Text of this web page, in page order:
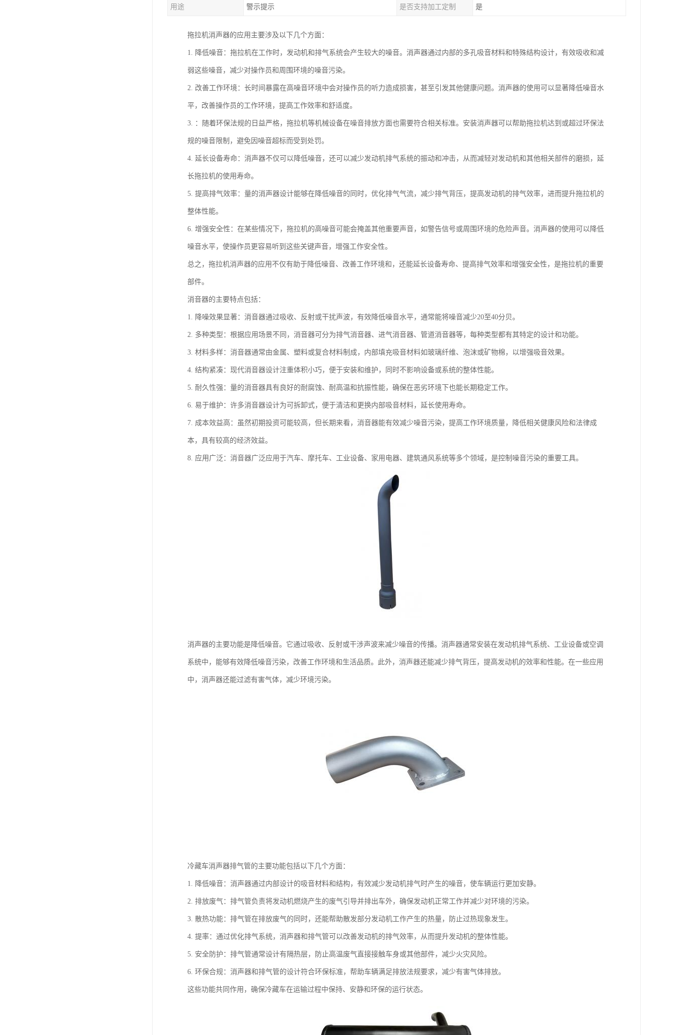
用途 警示提示 是否支持加工定制 是
拖拉机消声器的应用主要涉及以下几个方面：
1. 降低噪音：拖拉机在工作时，发动机和排气系统会产生较大的噪音。消声器通过内部的多孔吸音材料和特殊结构设计，有效吸收和减
弱这些噪音，减少对操作员和周围环境的噪音污染。
2. 改善工作环境：长时间暴露在高噪音环境中会对操作员的听力造成损害，甚至引发其他健康问题。消声器的使用可以显著降低噪音水
平，改善操作员的工作环境，提高工作效率和舒适度。
3. ：随着环保法规的日益严格，拖拉机等机械设备在噪音排放方面也需要符合相关标准。安装消声器可以帮助拖拉机达到或超过环保法
规的噪音限制，避免因噪音超标而受到处罚。
4. 延长设备寿命：消声器不仅可以降低噪音，还可以减少发动机排气系统的振动和冲击，从而减轻对发动机和其他相关部件的磨损，延
长拖拉机的使用寿命。
5. 提高排气效率：量的消声器设计能够在降低噪音的同时，优化排气气流，减少排气背压，提高发动机的排气效率，进而提升拖拉机的
整体性能。
6. 增强安全性：在某些情况下，拖拉机的高噪音可能会掩盖其他重要声音，如警告信号或周围环境的危险声音。消声器的使用可以降低
噪音水平，使操作员更容易听到这些关键声音，增强工作安全性。
总之，拖拉机消声器的应用不仅有助于降低噪音、改善工作环境和，还能延长设备寿命、提高排气效率和增强安全性，是拖拉机的重要
部件。
消音器的主要特点包括：
1. 降噪效果显著：消音器通过吸收、反射或干扰声波，有效降低噪音水平，通常能将噪音减少20至40分贝。
2. 多种类型：根据应用场景不同，消音器可分为排气消音器、进气消音器、管道消音器等，每种类型都有其特定的设计和功能。
3. 材料多样：消音器通常由金属、塑料或复合材料制成，内部填充吸音材料如玻璃纤维、泡沫或矿物棉，以增强吸音效果。
4. 结构紧凑：现代消音器设计注重体积小巧，便于安装和维护，同时不影响设备或系统的整体性能。
5. 耐久性强：量的消音器具有良好的耐腐蚀、耐高温和抗振性能，确保在恶劣环境下也能长期稳定工作。
6. 易于维护：许多消音器设计为可拆卸式，便于清洁和更换内部吸音材料，延长使用寿命。
7. 成本效益高：虽然初期投资可能较高，但长期来看，消音器能有效减少噪音污染，提高工作环境质量，降低相关健康风险和法律成
本，具有较高的经济效益。
8. 应用广泛：消音器广泛应用于汽车、摩托车、工业设备、家用电器、建筑通风系统等多个领域，是控制噪音污染的重要工具。
消声器的主要功能是降低噪音。它通过吸收、反射或干涉声波来减少噪音的传播。消声器通常安装在发动机排气系统、工业设备或空调
系统中，能够有效降低噪音污染，改善工作环境和生活品质。此外，消声器还能减少排气背压，提高发动机的效率和性能。在一些应用
中，消声器还能过滤有害气体，减少环境污染。
冷藏车消声器排气管的主要功能包括以下几个方面：
1. 降低噪音：消声器通过内部设计的吸音材料和结构，有效减少发动机排气时产生的噪音，使车辆运行更加安静。
2. 排放废气：排气管负责将发动机燃烧产生的废气引导并排出车外，确保发动机正常工作并减少对环境的污染。
3. 散热功能：排气管在排放废气的同时，还能帮助散发部分发动机工作产生的热量，防止过热现象发生。
4. 提率：通过优化排气系统，消声器和排气管可以改善发动机的排气效率，从而提升发动机的整体性能。
5. 安全防护：排气管通常设计有隔热层，防止高温废气直接接触车身或其他部件，减少火灾风险。
6. 环保合规：消声器和排气管的设计符合环保标准，帮助车辆满足排放法规要求，减少有害气体排放。
这些功能共同作用，确保冷藏车在运输过程中保持、安静和环保的运行状态。